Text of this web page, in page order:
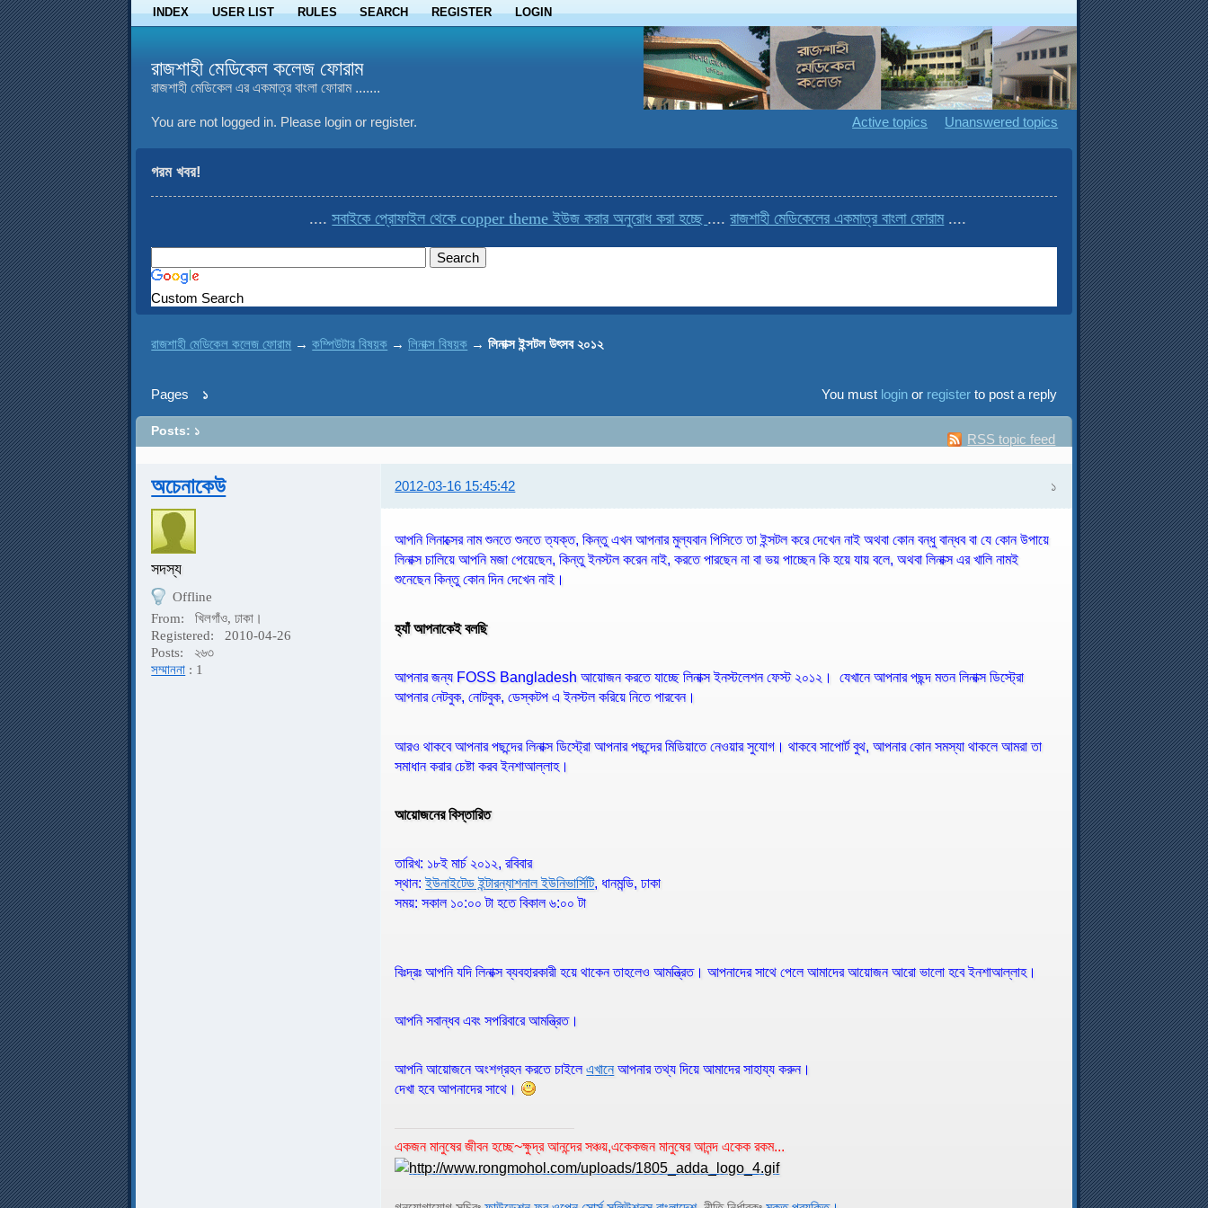
INDEX USER LIST RULES SEARCH REGISTER LOGIN
রাজশাহী মেডিকেল কলেজ ফোরাম
রাজশাহী মেডিকেল এর একমাত্র বাংলা ফোরাম .......
You are not logged in. Please login or register. Active topics Unanswered topics
গরম খবর!
....সবাইকে প্রোফাইল থেকে copper theme ইউজ করার অনুরোধ করা হচ্ছে....রাজশাহী মেডিকেলের একমাত্র বাংলা ফোরাম....
Custom Search
রাজশাহী মেডিকেল কলেজ ফোরাম →কম্পিউটার বিষয়ক →লিনাক্স বিষয়ক →লিনাক্স ইন্সটল উৎসব ২০১২
Pages ১ You must loginor registerto post a reply
RSS topic feed
Posts: ১
১
অচেনাকেউ 2012-03-16 15:45:42
সদস্য
Offline
From:
খিলগাঁও, ঢাকা।
Registered:
2010-04-26
Posts:
২৬৩
সম্মাননা : 1
আপনি লিনাক্সের নাম শুনতে শুনতে ত্যক্ত, কিন্তু এখন আপনার মুল্যবান পিসিতে তা ইন্সটল করে দেখেন নাই অথবা কোন বন্ধু বান্ধব বা যে কোন উপায়ে
লিনাক্স চালিয়ে আপনি মজা পেয়েছেন, কিন্তু ইনস্টল করেন নাই, করতে পারছেন না বা ভয় পাচ্ছেন কি হয়ে যায় বলে, অথবা লিনাক্স এর খালি নামই
শুনেছেন কিন্তু কোন দিন দেখেন নাই।
হ্যাঁ আপনাকেই বলছি
আপনার জন্য FOSS Bangladesh আয়োজন করতে যাচ্ছে লিনাক্স ইনস্টলেশন ফেস্ট ২০১২। যেখানে আপনার পছন্দ মতন লিনাক্স ডিস্ট্রো
আপনার নেটবুক, নোটবুক, ডেস্কটপ এ ইনস্টল করিয়ে নিতে পারবেন।
আরও থাকবে আপনার পছন্দের লিনাক্স ডিস্ট্রো আপনার পছন্দের মিডিয়াতে নেওয়ার সুযোগ। থাকবে সাপোর্ট বুথ, আপনার কোন সমস্যা থাকলে আমরা তা
সমাধান করার চেষ্টা করব ইনশাআল্লাহ।
আয়োজনের বিস্তারিত
তারিখ: ১৮ই মার্চ ২০১২, রবিবার
স্থান:ইউনাইটেড ইন্টারন্যাশনাল ইউনিভার্সিটি, ধানমন্ডি, ঢাকা
সময়: সকাল ১০:০০ টা হতে বিকাল ৬:০০ টা
বিঃদ্রঃ আপনি যদি লিনাক্স ব্যবহারকারী হয়ে থাকেন তাহলেও আমন্ত্রিত। আপনাদের সাথে পেলে আমাদের আয়োজন আরো ভালো হবে ইনশাআল্লাহ।
আপনি সবান্ধব এবং সপরিবারে আমন্ত্রিত।
আপনি আয়োজনে অংশগ্রহন করতে চাইলেএখানেআপনার তথ্য দিয়ে আমাদের সাহায্য করুন।
দেখা হবে আপনাদের সাথে।
একজন মানুষের জীবন হচ্ছে~ক্ষুদ্র আনন্দের সঞ্চয়,একেকজন মানুষের আনন্দ একেক রকম...